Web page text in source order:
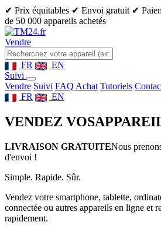
✔ Prix équitables ✔ Envoi gratuit ✔
de 50 000 appareils achetés
Vendre
FR
EN
Suivi
Vendre Suivi FAQ Achat Tutoriels
FR
EN
VENDEZ VOS
LIVRAISON GRATUITENous
d'envoi !
Simple. Rapide. Sûr.
Vendez votre smartphone, tablette,
connectée ou autres appareils en ligne et
rapidement.